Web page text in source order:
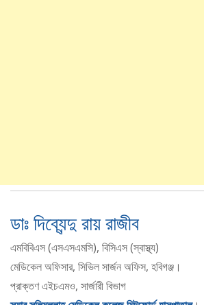
ডাঃ দিব্যেন্দু রায় রাজীব
এমবিবিএস (এসএসএমসি), বিসিএস (স্বাস্থ্য)
মেডিকেল অফিসার, সিভিল সার্জন অফিস, হবিগঞ্জ।
প্রাক্তণ এইচএমও, সার্জারী বিভাগ